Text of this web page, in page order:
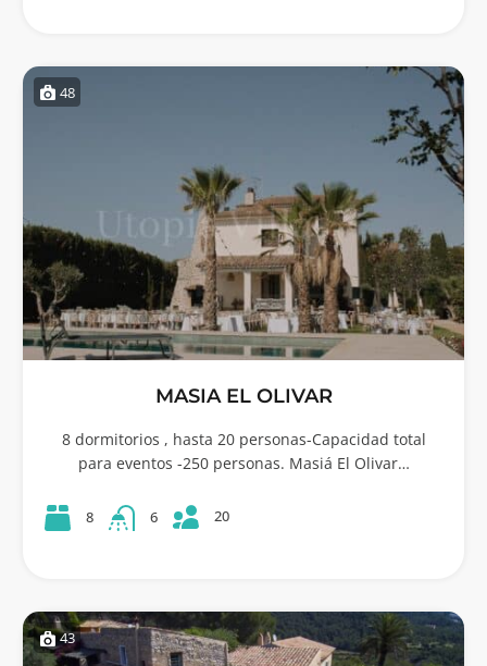
48
MASIA EL OLIVAR
8 dormitorios , hasta 20 personas-Capacidad total
para eventos -250 personas. Masiá El Olivar…
8 6 20
43